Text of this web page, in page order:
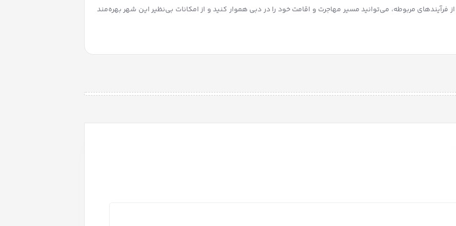
فرآیندهای مربوطه، می‌توانید مسیر مهاجرت و اقامت خود را در دبی هموار کنید و از امکانات بی‌نظیر این شهر بهره‌مند